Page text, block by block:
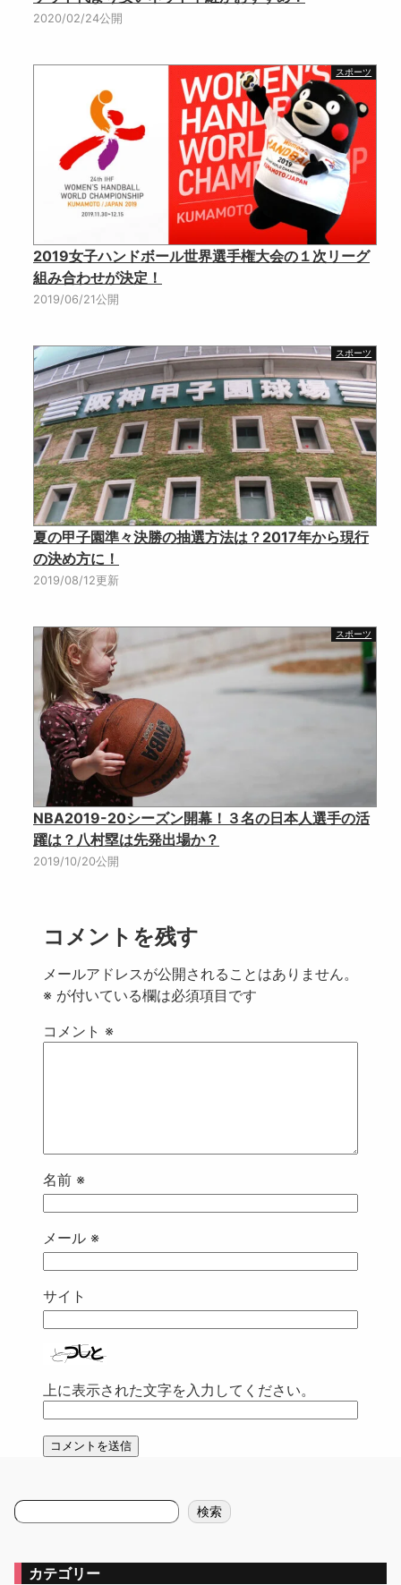
2020/02/24公開
スポーツ
2019女子ハンドボール世界選手権大会の１次リーグ
組み合わせが決定！
2019/06/21公開
スポーツ
夏の甲子園準々決勝の抽選方法は？2017年から現行
の決め方に！
2019/08/12更新
スポーツ
NBA2019-20シーズン開幕！３名の日本人選手の活
躍は？八村塁は先発出場か？
2019/10/20公開
コメントを残す
メールアドレスが公開されることはありません。
※ が付いている欄は必須項目です
コメント ※
名前 ※
メール ※
サイト
上に表示された文字を入力してください。
検
索
検索
カテゴリー